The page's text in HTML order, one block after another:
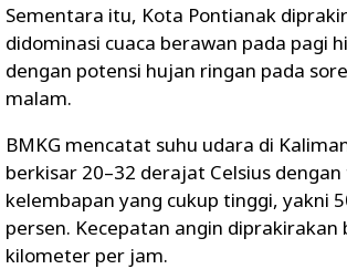
Sementara itu, Kota Pontianak
didominasi cuaca berawan pada pagi
dengan potensi hujan ringan pada
malam.
BMKG mencatat suhu udara di
berkisar 20–32 derajat Celsius
kelembapan yang cukup tinggi, yakni
persen. Kecepatan angin diprakirakan
kilometer per jam.